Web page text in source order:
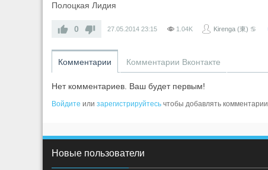
Полоцкая Лидия
0 27.05.2014 23:15 1.04K Kirenga (東) ♋
Комментарии Комментарии Вконтакте
Нет комментариев. Ваш будет первым!
Войдите или зарегистрируйтесь чтобы добавлять комментарии
Новые пользователи